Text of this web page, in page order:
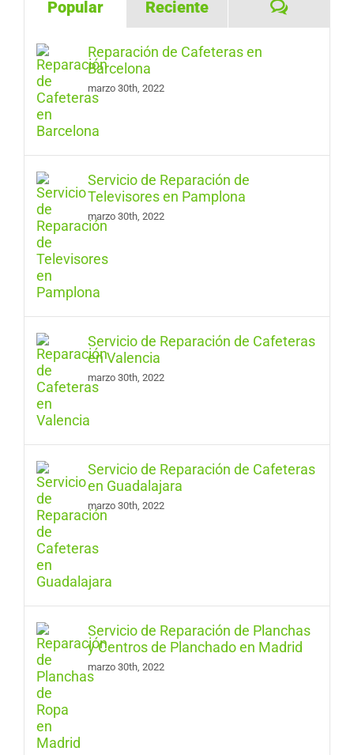
Popular Reciente
Reparación de Cafeteras en
Barcelona
marzo 30th, 2022
Servicio de Reparación de
Televisores en Pamplona
marzo 30th, 2022
Servicio de Reparación de Cafeteras
en Valencia
marzo 30th, 2022
Servicio de Reparación de Cafeteras
en Guadalajara
marzo 30th, 2022
Servicio de Reparación de Planchas
y Centros de Planchado en Madrid
marzo 30th, 2022